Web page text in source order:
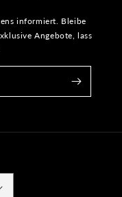
informiert. Bleibe
Angebote, lass